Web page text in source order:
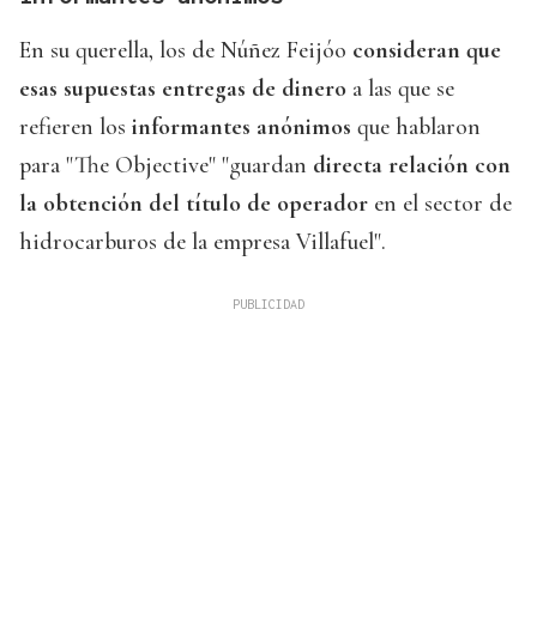
En su querella, los de Núñez Feijóo consideran que
esas supuestas entregas de dinero a las que se
refieren los informantes anónimos que hablaron
para "The Objective" "guardan directa relación con
la obtención del título de operador en el sector de
hidrocarburos de la empresa Villafuel".